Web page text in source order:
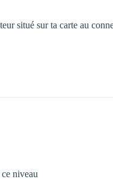
situé sur ta carte au
niveau